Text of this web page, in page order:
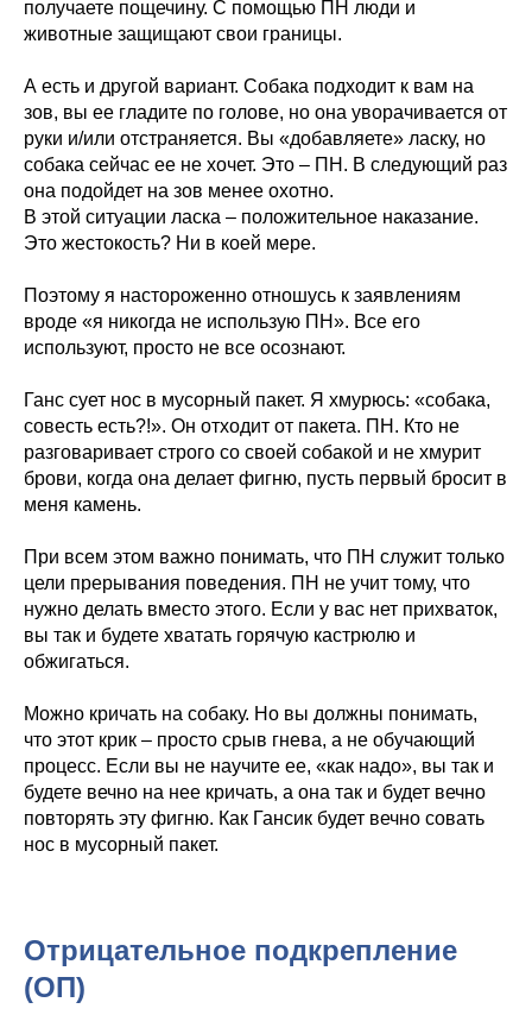
получаете пощечину. С помощью ПН люди и
животные защищают свои границы.
А есть и другой вариант. Собака подходит к вам на
зов, вы ее гладите по голове, но она уворачивается от
руки и/или отстраняется. Вы «добавляете» ласку, но
собака сейчас ее не хочет. Это – ПН. В следующий раз
она подойдет на зов менее охотно.
В этой ситуации ласка – положительное наказание.
Это жестокость? Ни в коей мере.
Поэтому я настороженно отношусь к заявлениям
вроде «я никогда не использую ПН». Все его
используют, просто не все осознают.
Ганс сует нос в мусорный пакет. Я хмурюсь: «собака,
совесть есть?!». Он отходит от пакета. ПН. Кто не
разговаривает строго со своей собакой и не хмурит
брови, когда она делает фигню, пусть первый бросит в
меня камень.
При всем этом важно понимать, что ПН служит только
цели прерывания поведения. ПН не учит тому, что
нужно делать вместо этого. Если у вас нет прихваток,
вы так и будете хватать горячую кастрюлю и
обжигаться.
Можно кричать на собаку. Но вы должны понимать,
что этот крик – просто срыв гнева, а не обучающий
процесс. Если вы не научите ее, «как надо», вы так и
будете вечно на нее кричать, а она так и будет вечно
повторять эту фигню. Как Гансик будет вечно совать
нос в мусорный пакет.
Отрицательное подкрепление
(ОП)